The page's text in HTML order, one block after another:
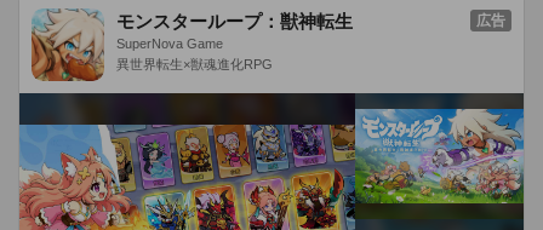
ロードが簡単！
【調査結果】
プレゼント応募時のアンケート結果を記事にしています。
iPhoneユーザーの意識調査、読み物としてお楽しみください。
モンスターループ：獣神転生
SuperNova Game
異世界転生×獣魂進化RPG
広告